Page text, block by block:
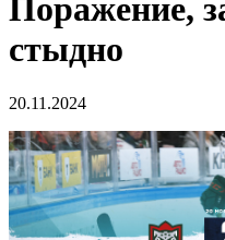
Поражение,
стыдно
20.11.2024